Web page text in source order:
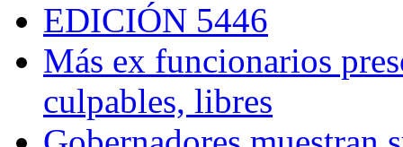
EDICIÓN 5446
Más ex funcionarios
culpables, libres